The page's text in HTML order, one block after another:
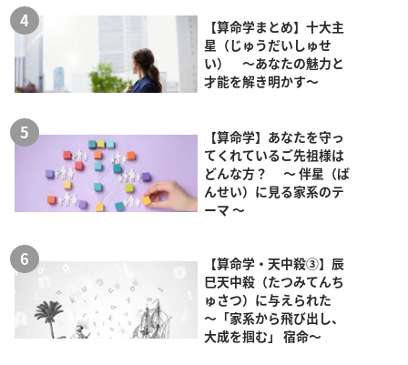
【算命学まとめ】十大主
星（じゅうだいしゅせ
い） ～あなたの魅力と
才能を解き明かす～
【算命学】あなたを守っ
てくれているご先祖様は
どんな方？ ～ 伴星（ば
んせい）に見る家系のテ
ーマ ～
【算命学・天中殺③】辰
巳天中殺（たつみてんち
ゅさつ）に与えられた
～「家系から飛び出し、
大成を掴む」 宿命～